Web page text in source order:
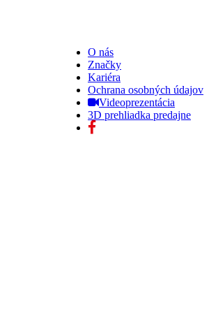
O nás
Značky
Kariéra
Ochrana osobných údajov
Videoprezentácia
3D prehliadka predajne